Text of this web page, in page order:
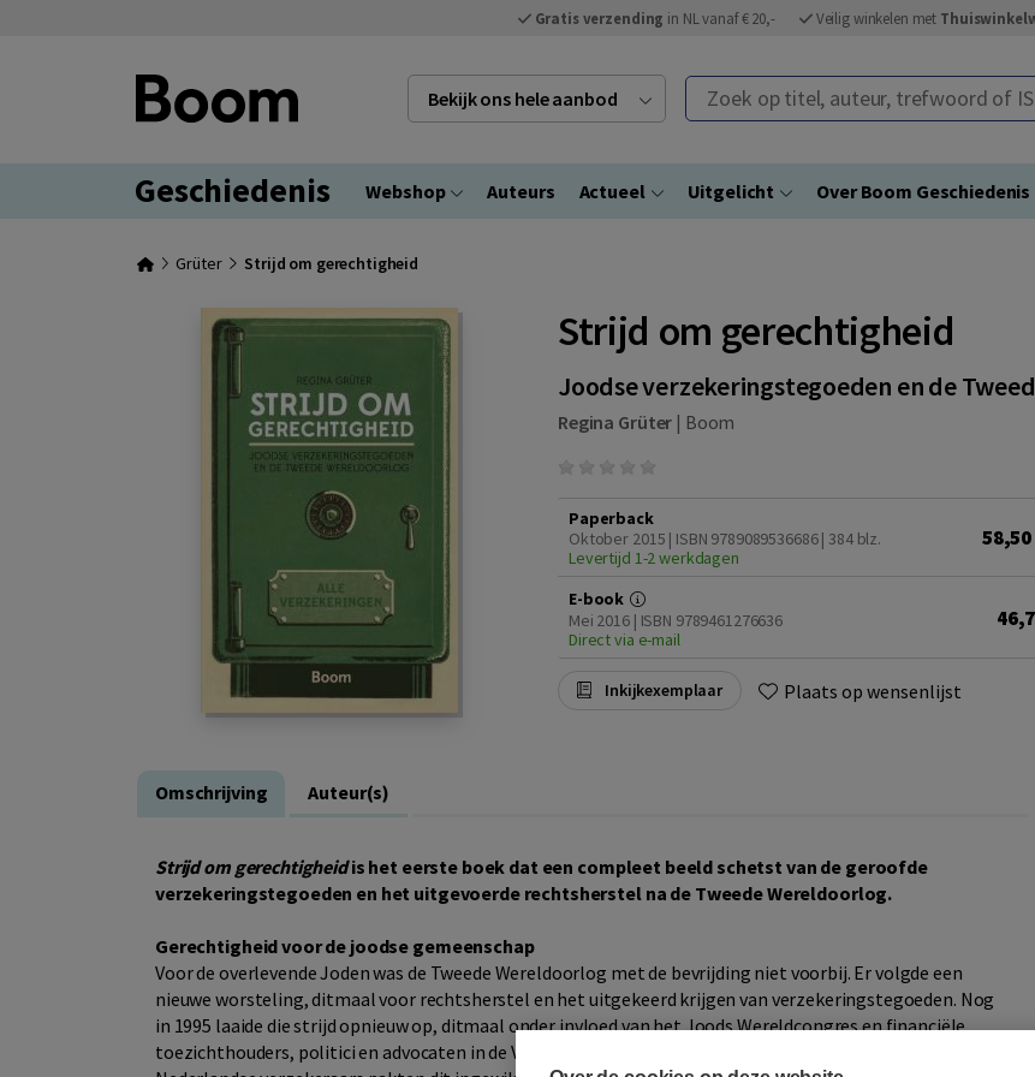
Gratis verzending in NL vanaf € 20,- Veilig winkelen met
Bekijk ons hele aanbod Zoek op titel, auteur, trefwoord of ISBN
Geschiedenis Webshop Auteurs Actueel Uitgelicht Over Boom Geschiedenis
Grüter Strijd om gerechtigheid
Strijd om gerechtigheid
Joodse verzekeringstegoeden en de
Regina Grüter | Boom
Paperback
Oktober 2015 | ISBN 9789089536686| 384 blz.
Levertijd 1-2 werkdagen
58,50
E-book
Mei 2016 | ISBN 9789461276636
Direct via e-mail
Inkijkexemplaar Plaats op wensenlijst
Omschrijving Auteur(s)
Strijd om gerechtigheidis het eerste boek dat een compleet beeld schetst van de geroofde
verzekeringstegoeden en het uitgevoerde rechtsherstel na de Tweede Wereldoorlog.
Gerechtigheid voor de joodse gemeenschap
Voor de overlevende Joden was de Tweede Wereldoorlog met de bevrijding niet voorbij. Er volgde een
nieuwe worsteling, ditmaal voor rechtsherstel en het uitgekeerd krijgen van verzekeringstegoeden. Nog
in 1995 laaide die strijd opnieuw op, ditmaal onder invloed van het Joods Wereldcongres en financiële
toezichthouders, politici en advocaten in de Verenigde Staten. Het Centraal Joods Overleg en de